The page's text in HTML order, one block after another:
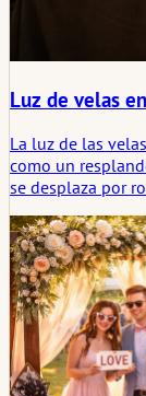
Luz de velas
La luz de las
como un
se desplaza por
uniforme jamás